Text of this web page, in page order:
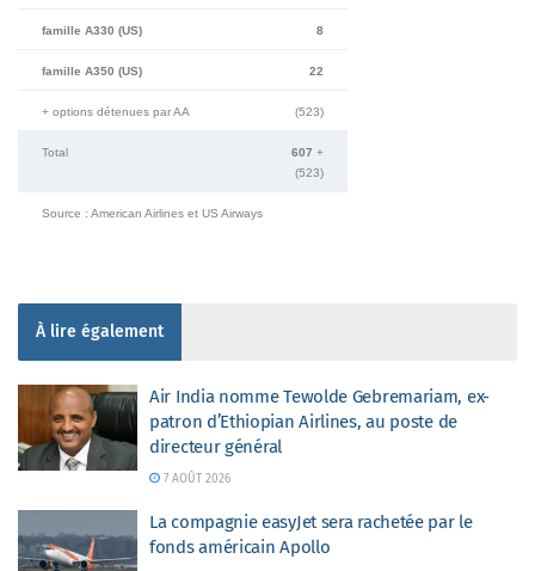
famille A330 (US) 8
famille A350 (US) 22
+ options détenues par AA (523)
Total 607 +
(523)
Source : American Airlines et US Airways
À lire également
Air India nomme Tewolde Gebremariam, ex-
patron d’Ethiopian Airlines, au poste de
directeur général
7 AOÛT 2026
La compagnie easyJet sera rachetée par le
fonds américain Apollo